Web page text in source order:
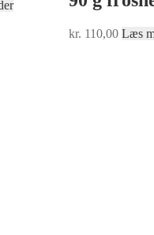
kr. 110,00 Læs